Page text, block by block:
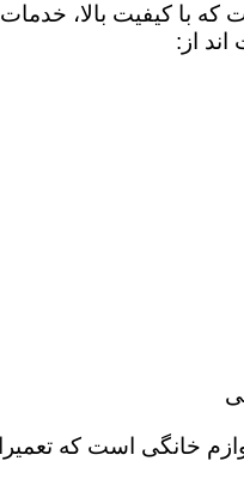
که با کیفیت بالا،
از:
خانگی است که